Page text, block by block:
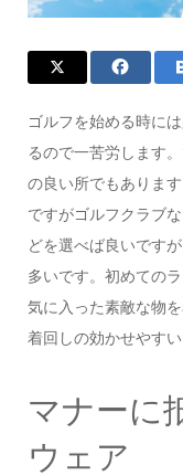
ゴルフを始める時に
るので一苦労します
の良い所でもあります
ですがゴルフクラブ
どを選べば良いです
多いです。初めての
気に入った素敵な物
着回しの効かせやす
マナーに
ウェア